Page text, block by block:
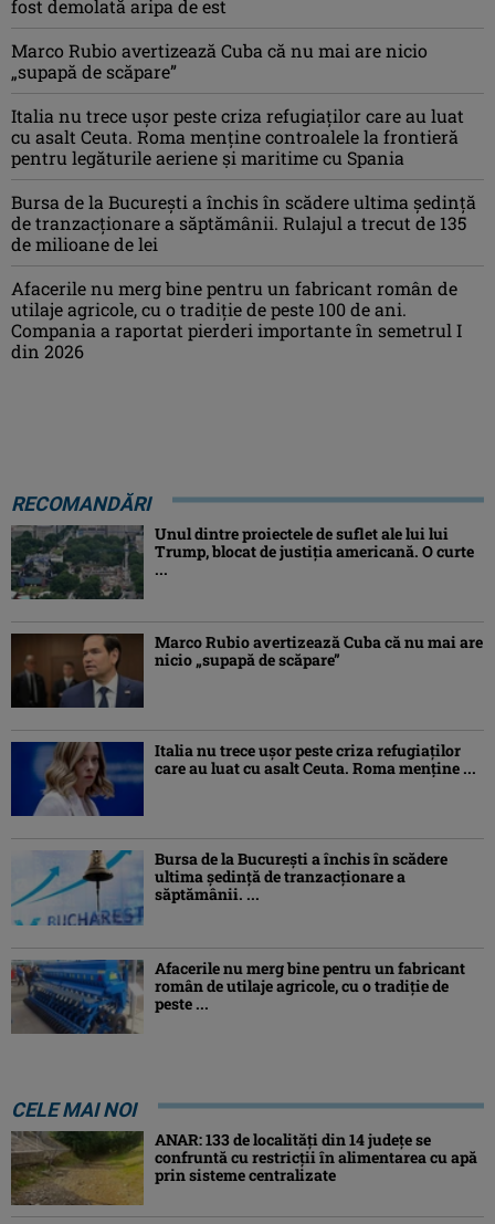
fost demolată aripa de est
Marco Rubio avertizează Cuba că nu mai are nicio
„supapă de scăpare”
Italia nu trece ușor peste criza refugiaților care au luat
cu asalt Ceuta. Roma menține controalele la frontieră
pentru legăturile aeriene și maritime cu Spania
Bursa de la București a închis în scădere ultima ședință
de tranzacționare a săptămânii. Rulajul a trecut de 135
de milioane de lei
Afacerile nu merg bine pentru un fabricant român de
utilaje agricole, cu o tradiție de peste 100 de ani.
Compania a raportat pierderi importante în semetrul I
din 2026
RECOMANDĂRI
Unul dintre proiectele de suflet ale lui lui
Trump, blocat de justiția americană. O curte
...
Marco Rubio avertizează Cuba că nu mai are
nicio „supapă de scăpare”
Italia nu trece ușor peste criza refugiaților
care au luat cu asalt Ceuta. Roma menține ...
Bursa de la București a închis în scădere
ultima ședință de tranzacționare a
săptămânii. ...
Afacerile nu merg bine pentru un fabricant
român de utilaje agricole, cu o tradiție de
peste ...
CELE MAI NOI
ANAR: 133 de localități din 14 județe se
confruntă cu restricții în alimentarea cu apă
prin sisteme centralizate